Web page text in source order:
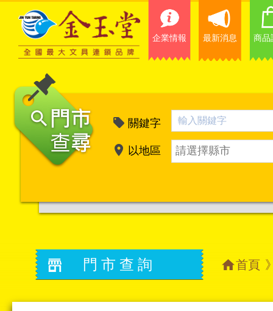
企業情報 最新消息 商品
關鍵字
以地區 請選擇縣市
門市查詢 首頁